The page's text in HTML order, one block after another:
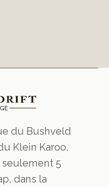
du Bushveld
Klein Karoo,
seulement 5
dans la